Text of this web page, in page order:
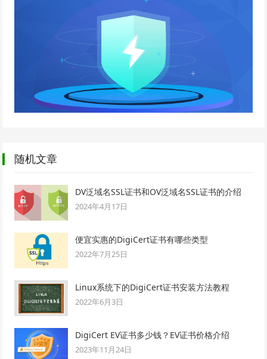
随机文章
DV泛域名SSL证书和OV泛域名SSL证书的介绍
2024年4月17日
便宜实惠的DigiCert证书有哪些类型
2022年7月25日
Linux系统下的DigiCert证书安装方法教程
2022年6月3日
DigiCert EV证书多少钱？EV证书价格介绍
2023年11月24日